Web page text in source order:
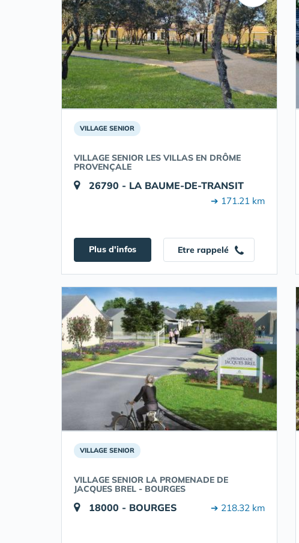
VILLAGE SENIOR
VILLAGE SENIOR LES VILLAS EN DRÔME
PROVENÇALE
26790 - LA BAUME-DE-TRANSIT
➔ 171.21 km
Plus d'infos Etre rappelé
VILLAGE SENIOR
VILLAGE SENIOR LA PROMENADE DE
JACQUES BREL - BOURGES
18000 - BOURGES ➔ 218.32 km